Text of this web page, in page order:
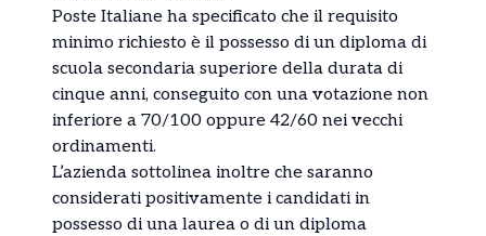
Poste Italiane ha specificato che il requisito
minimo richiesto è il possesso di un diploma di
scuola secondaria superiore della durata di
cinque anni, conseguito con una votazione non
inferiore a 70/100 oppure 42/60 nei vecchi
ordinamenti.
L’azienda sottolinea inoltre che saranno
considerati positivamente i candidati in
possesso di una laurea o di un diploma